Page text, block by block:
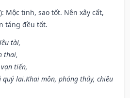
Mộc tinh, sao tốt. Nên xây cất,
táng đều tốt.
tài,
thai,
tiến,
lai.Khai môn, phóng thủy, chiêu